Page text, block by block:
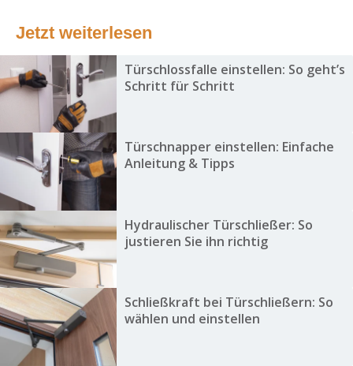
Jetzt weiterlesen
Türschlossfalle einstellen: So geht’s
Schritt für Schritt
Türschnapper einstellen: Einfache
Anleitung & Tipps
Hydraulischer Türschließer: So
justieren Sie ihn richtig
Schließkraft bei Türschließern: So
wählen und einstellen